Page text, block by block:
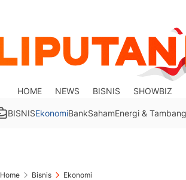
HOME NEWS BISNIS SHOWBIZ
BISNISEkonomiBankSahamEnergi & Tambang
Home Bisnis Ekonomi